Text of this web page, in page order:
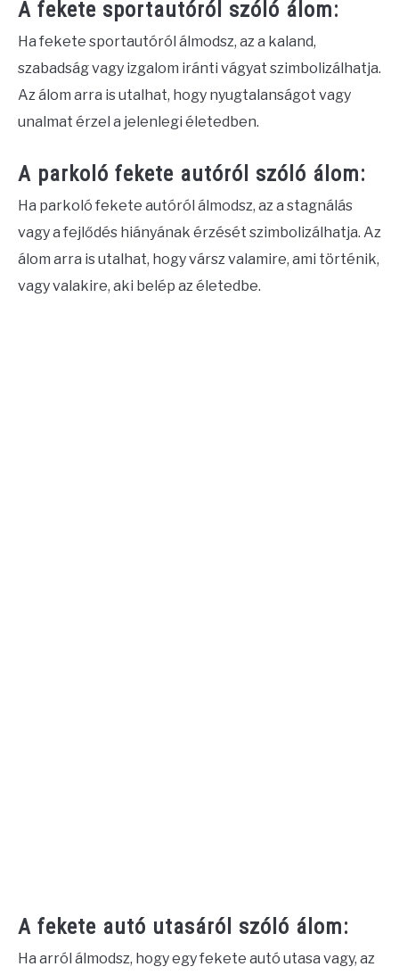
A fekete sportautóról szóló álom:
Ha fekete sportautóról álmodsz, az a kaland,
szabadság vagy izgalom iránti vágyat szimbolizálhatja.
Az álom arra is utalhat, hogy nyugtalanságot vagy
unalmat érzel a jelenlegi életedben.
A parkoló fekete autóról szóló álom:
Ha parkoló fekete autóról álmodsz, az a stagnálás
vagy a fejlődés hiányának érzését szimbolizálhatja. Az
álom arra is utalhat, hogy vársz valamire, ami történik,
vagy valakire, aki belép az életedbe.
A fekete autó utasáról szóló álom:
Ha arról álmodsz, hogy egy fekete autó utasa vagy, az